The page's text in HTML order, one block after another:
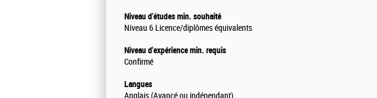
Niveau d'études min. souhaité
Niveau 6 Licence/diplômes équivalents
Niveau d'expérience min. requis
Confirmé
Langues
Anglais (Avancé ou indépendant)